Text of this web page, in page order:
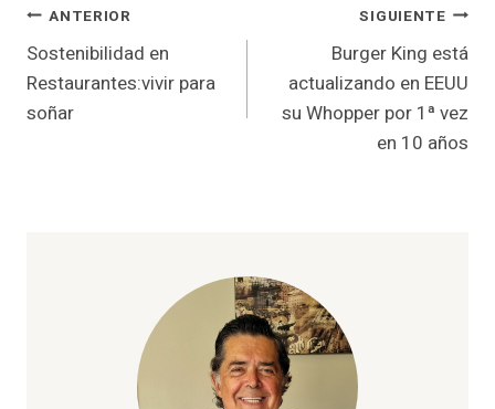
Navegación
de
entradas
ANTERIOR
Sostenibilidad en
Restaurantes:vivir para
soñar
SIGUIENTE
Burger King está
actualizando en EEUU
su Whopper por 1ª vez
en 10 años